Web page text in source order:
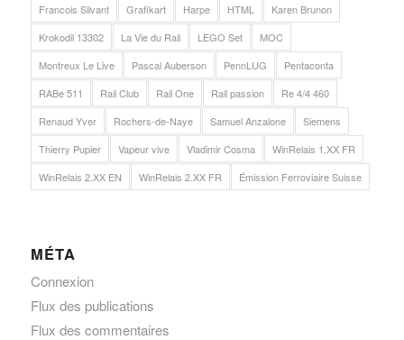
Francois Silvant
Grafikart Harpe HTML
Karen Brunon
Krokodil 13302
La Vie du Rail LEGO Set
MOC
Montreux Le Live
Pascal Auberson PennLUG
Pentaconta
RABe 511
Rail Club Rail One Rail passion
Re 4/4 460
Renaud Yver
Rochers-de-Naye Samuel Anzalone
Siemens
Thierry Pupier
Vapeur vive Vladimir Cosma
WinRelais 1.XX FR
WinRelais 2.XX EN
WinRelais 2.XX FR Émission Ferroviaire Suisse
MÉTA
Connexion
Flux des publications
Flux des commentaires